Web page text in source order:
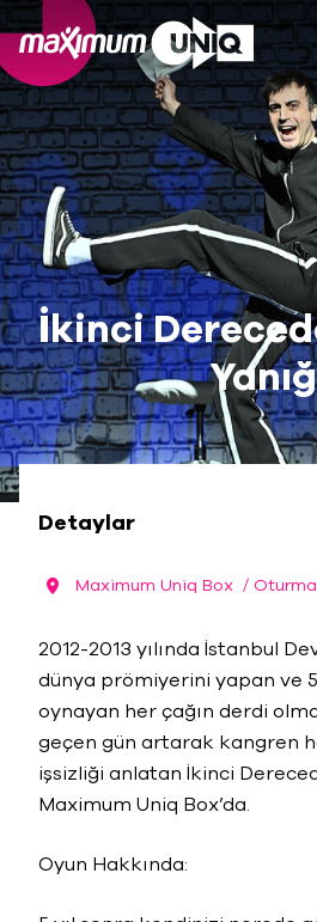
İkinci
Detaylar
Maximum Uniq Box /
2012-2013 yılında İstanbul
dünya prömiyerini yapan ve
oynayan her çağın derdi
geçen gün artarak kangren
işsizliği anlatan İkinci
Maximum Uniq Box’da.
Oyun Hakkında: